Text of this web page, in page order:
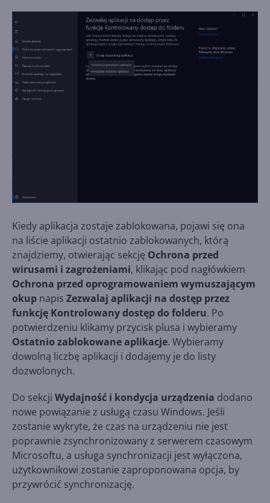
Kiedy aplikacja zostaje zablokowana, pojawi się ona
na liście aplikacji ostatnio zablokowanych, którą
znajdziemy, otwierając sekcję Ochrona przed
wirusami i zagrożeniami, klikając pod nagłówkiem
Ochrona przed oprogramowaniem wymuszającym
okup napis Zezwalaj aplikacji na dostęp przez
funkcję Kontrolowany dostęp do folderu. Po
potwierdzeniu klikamy przycisk plusa i wybieramy
Ostatnio zablokowane aplikacje. Wybieramy
dowolną liczbę aplikacji i dodajemy je do listy
dozwolonych.
Do sekcji Wydajność i kondycja urządzenia dodano
nowe powiązanie z usługą czasu Windows. Jeśli
zostanie wykryte, że czas na urządzeniu nie jest
poprawnie zsynchronizowany z serwerem czasowym
Microsoftu, a usługa synchronizacji jest wyłączona,
użytkownikowi zostanie zaproponowana opcja, by
przywrócić synchronizację.